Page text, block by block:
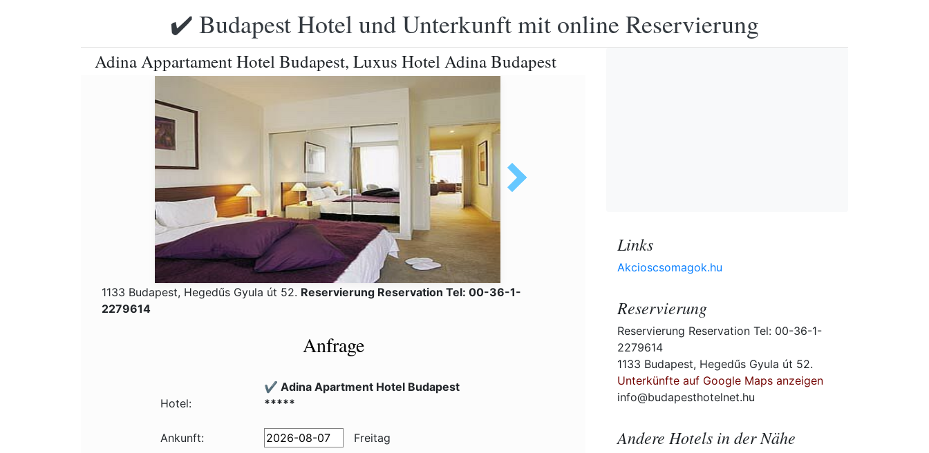
✔️ Budapest Hotel und Unterkunft mit online Reservierung
Adina Appartament Hotel Budapest, Luxus Hotel Adina Budapest
1133 Budapest, Hegedűs Gyula út 52. Reservierung Reservation Tel: 00-36-1-
2279614
Anfrage
Hotel:
✔️ Adina Apartment Hotel Budapest
*****
Ankunft: Freitag
Links
Akcioscsomagok.hu
Reservierung
Reservierung Reservation Tel: 00-36-1-
2279614
1133 Budapest, Hegedűs Gyula út 52.
Unterkünfte auf Google Maps anzeigen
info@budapesthotelnet.hu
Andere Hotels in der Nähe